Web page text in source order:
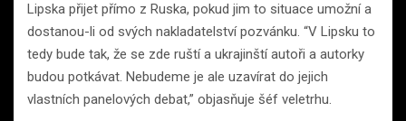
Lipska přijet přímo z Ruska, pokud jim to situace umožní a
dostanou-li od svých nakladatelství pozvánku. “V Lipsku to
tedy bude tak, že se zde ruští a ukrajinští autoři a autorky
budou potkávat. Nebudeme je ale uzavírat do jejich
vlastních panelových debat,” objasňuje šéf veletrhu.